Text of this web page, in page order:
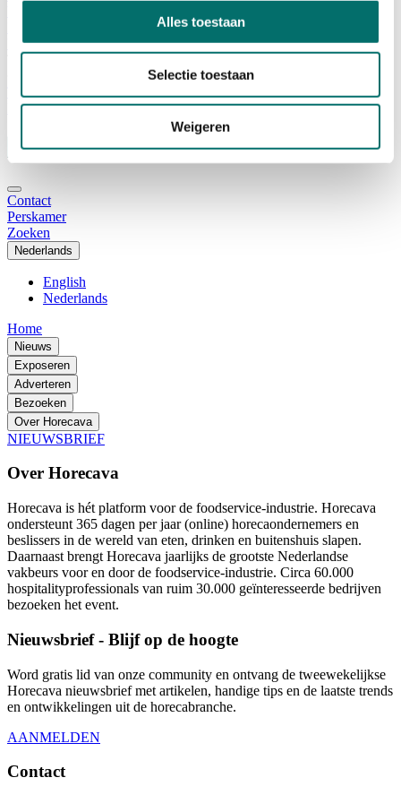
Alles toestaan
Selectie toestaan
Weigeren
Vacatures
Ticket kopen voor Horecava
TICKETS HORECAVA
NIEUWSBRIEF
Contact
Perskamer
Zoeken
Nederlands
English
Nederlands
Home
Nieuws
Exposeren
Adverteren
Bezoeken
Over Horecava
NIEUWSBRIEF
Over Horecava
Horecava is hét platform voor de foodservice-industrie. Horecava
ondersteunt 365 dagen per jaar (online) horecaondernemers en
beslissers in de wereld van eten, drinken en buitenshuis slapen.
Daarnaast brengt Horecava jaarlijks de grootste Nederlandse
vakbeurs voor en door de foodservice-industrie. Circa 60.000
hospitalityprofessionals van ruim 30.000 geïnteresseerde bedrijven
bezoeken het event.
Nieuwsbrief - Blijf op de hoogte
Word gratis lid van onze community en ontvang de tweewekelijkse
Horecava nieuwsbrief met artikelen, handige tips en de laatste trends
en ontwikkelingen uit de horecabranche.
AANMELDEN
Contact